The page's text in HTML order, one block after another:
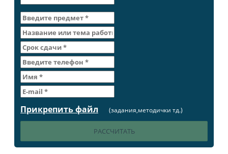
Прикрепить файл (задания,методички тд.)